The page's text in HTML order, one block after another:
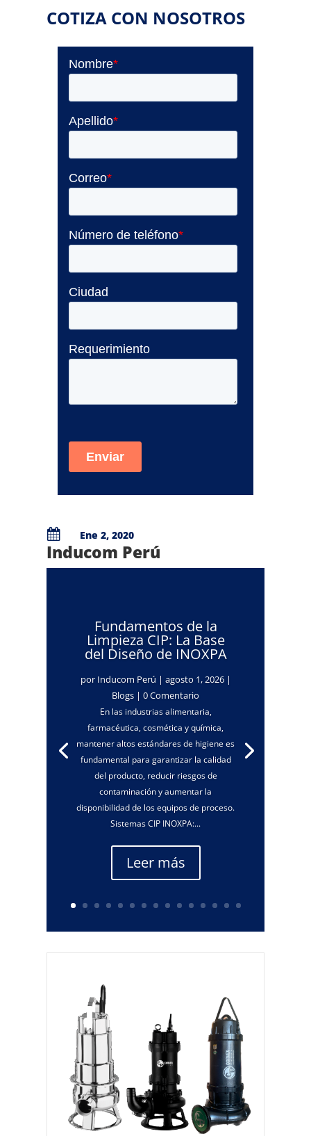
COTIZA CON NOSOTROS
 Ene 2, 2020
Inducom Perú
Fundamentos de la
Limpieza CIP: La Base
del Diseño de INOXPA
por Inducom Perú | agosto 1, 2026|
Blogs | 0 Comentario
En las industrias alimentaria,
farmacéutica, cosmética y química,
mantener altos estándares de higiene es
fundamental para garantizar la calidad
del producto, reducir riesgos de
contaminación y aumentar la
disponibilidad de los equipos de proceso.
Sistemas CIP INOXPA:...
Leer más